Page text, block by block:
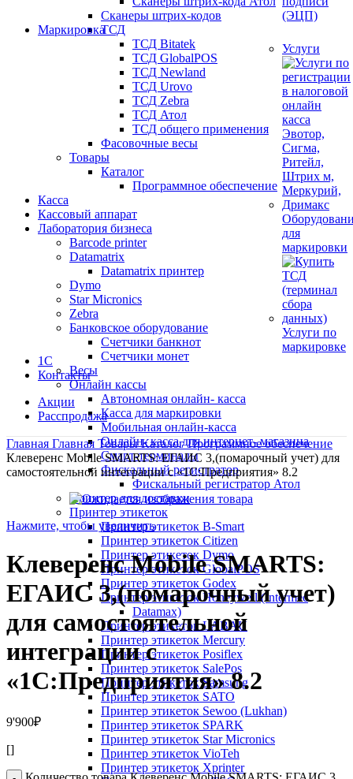
Сканеры штрих-кодов
ТСД
ТСД Bitatek
ТСД GlobalPOS
ТСД Newland
ТСД Urovo
ТСД Zebra
ТСД Атол
ТСД общего применения
Фасовочные весы
Товары
Каталог
Программное обеспечение
Касса
Кассовый аппарат
Лаборатория бизнеса
Barcode printer
Datamatrix
Datamatrix принтер
Dymo
Star Micronics
Zebra
Банковское оборудование
Счетчики банкнот
Счетчики монет
Весы
Онлайн кассы
Автономная онлайн- касса
Касса для маркировки
Мобильная онлайн-касса
Онлайн- касса для интернет- магазина
Смарт-терминалы
Фискальный регистратор
Фискальный регистратор Атол
Принтер для доставки
Принтер этикеток
Принтер этикеток B-Smart
Принтер этикеток Citizen
Принтер этикеток Dymo
Принтер этикеток GlobalPOS
Принтер этикеток Godex
Принтер этикеток Honeywell (Intermec
Datamax)
Принтер этикеток LABAU
Принтер этикеток Mercury
Принтер этикеток Posiflex
Принтер этикеток SalePos
Принтер этикеток Samsung
Принтер этикеток SATO
Принтер этикеток Sewoo (Lukhan)
Принтер этикеток SPARK
Принтер этикеток Star Micronics
Принтер этикеток VioTeh
Принтер этикеток Xprinter
(ЭЦП)
Маркировка
Услуги
для
маркировки
Услуги по
маркировке
1С
Контакты
Акции
Расспродажа
Главная Главная ТоварыКаталогПрограммное обеспечение
Клеверенс Mobile SMARTS: ЕГАИС 3,(помарочный учет) для
самостоятельной интеграции с «1С:Предприятия» 8.2
Нажмите, чтобы увеличить
Клеверенс Mobile SMARTS:
ЕГАИС 3,(помарочный учет)
для самостоятельной
интеграции с
«1С:Предприятия» 8.2
9'900₽
[]